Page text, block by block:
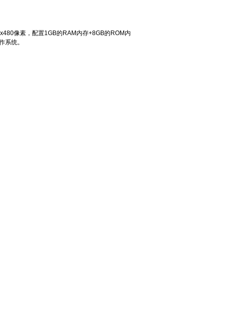
像素，配置1GB的RAM内存+8GB的ROM内
系统。